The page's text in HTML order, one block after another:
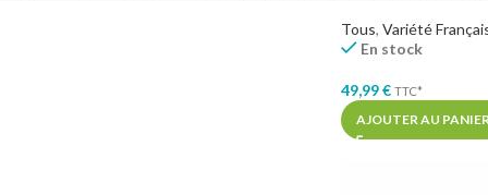
Tous, Variété
En stock
49,99€ TTC*
AJOUTER AU PANIER